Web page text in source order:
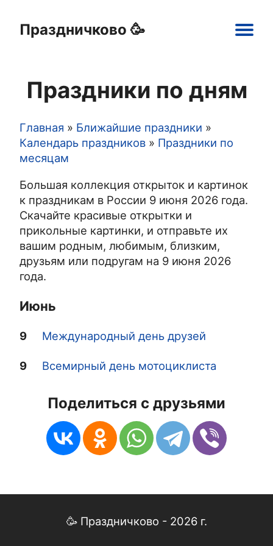
Праздничково 🥳
navigation
Открытки
Картинки
Шаблоны
Праздники
Праздники по дням
Строка
навигации
Главная
Ближайшие праздники
Календарь праздников
Праздники по
месяцам
Большая коллекция открыток и картинок
к праздникам в России 9 июня 2026 года.
Скачайте красивые открытки и
прикольные картинки, и отправьте их
вашим родным, любимым, близким,
друзьям или подругам на 9 июня 2026
года.
Июнь
9 Международный день друзей
9 Всемирный день мотоциклиста
Поделиться с друзьями
🥳 Праздничково - 2026 г.